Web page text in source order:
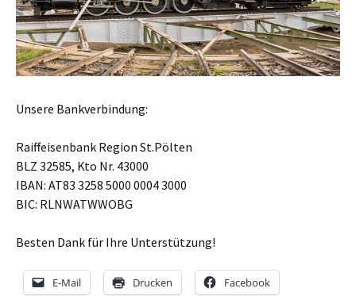
Unsere Bankverbindung:
Raiffeisenbank Region St.Pölten
BLZ 32585, Kto Nr. 43000
IBAN: AT83 3258 5000 0004 3000
BIC: RLNWATWWOBG
Besten Dank für Ihre Unterstützung!
E-Mail Drucken Facebook